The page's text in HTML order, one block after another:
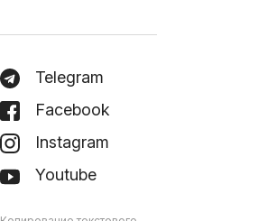
Telegram
Facebook
Instagram
Youtube